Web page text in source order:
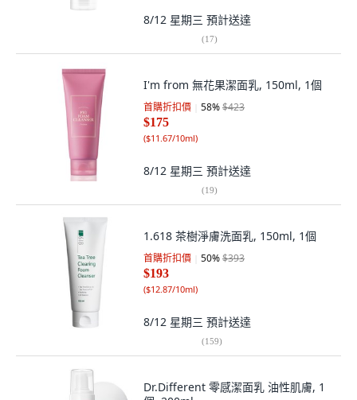
8/12 星期三 預計送達
(17)
I'm from 無花果潔面乳, 150ml, 1個
首購折扣價 58%$423
$175
($11.67/10ml)
8/12 星期三 預計送達
(19)
1.618 茶樹淨膚洗面乳, 150ml, 1個
首購折扣價 50%$393
$193
($12.87/10ml)
8/12 星期三 預計送達
(159)
Dr.Different 零感潔面乳 油性肌膚, 1